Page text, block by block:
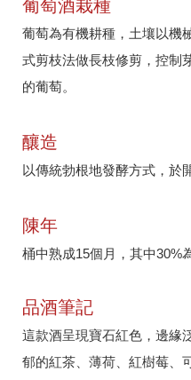
葡萄酒栽種
葡萄為有機耕種，土壤以機
式剪枝法做長枝修剪，控制
的葡萄。
釀造
以傳統勃根地發酵方式，於
陳年
桶中熟成15個月，其中30%
品酒筆記
這款酒呈現寶石紅色，邊緣
郁的紅茶、薄荷、紅樹莓、